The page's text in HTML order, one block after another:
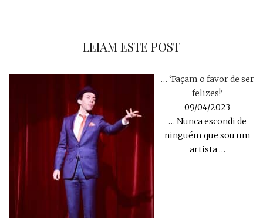
LEIAM ESTE POST
… ‘Façam o favor de ser
felizes!’
09/04/2023
… Nunca escondi de
ninguém que sou um
artista …